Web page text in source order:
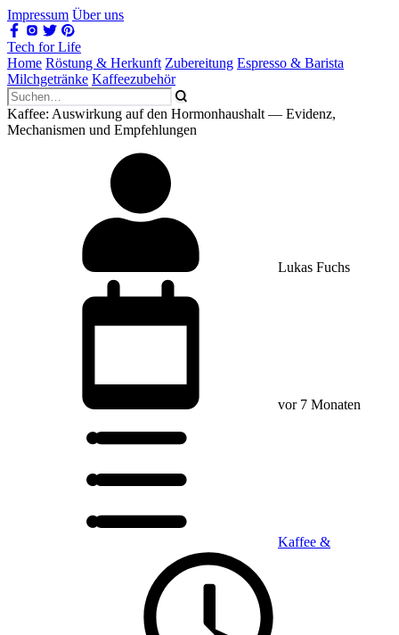
Impressum Über uns
Tech for Life
Home Röstung & Herkunft Zubereitung Espresso & Barista
Milchgetränke Kaffeezubehör
Kaffee: Auswirkung auf den Hormonhaushalt — Evidenz,
Mechanismen und Empfehlungen
Lukas Fuchs
vor 7 Monaten
Kaffee &